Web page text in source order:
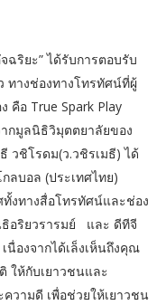
ริยะ” ได้รับการตอบรับ
ทางช่องทางโทรทัศน์ที่ผู้
คือ True Spark Play
ากมูลนิธิวิมุตตยาลัยของ
วชิโรดม(ว.วชิรเมธี) ได้
ลบอล (ประเทศไทย)
ทั้งทางสื่อโทรทัศน์และช่อง
อริยวรารมย์ และ ดีทีจี
นื่องจากได้เล็งเห็นถึงคุณ
ให้กับเยาวชนและ
วามดี เพื่อช่วยให้เยาวชน